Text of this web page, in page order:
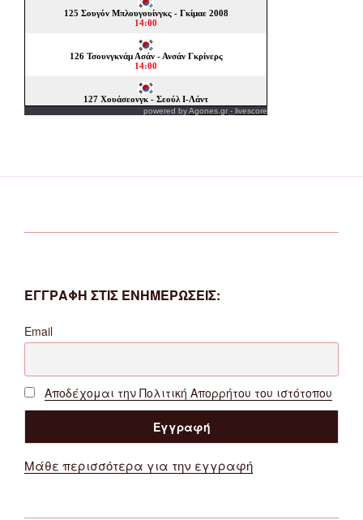
powered byAgones.gr - livescore
ΕΓΓΡΑΦΗ ΣΤΙΣ ΕΝΗΜΕΡΩΣΕΙΣ:
Email
Αποδέχομαι την Πολιτική Απορρήτου του ιστότοπου
Μάθε περισσότερα για την εγγραφή